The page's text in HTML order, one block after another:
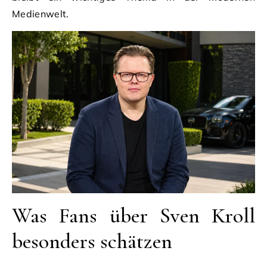
Medienwelt.
Was Fans über Sven Kroll
besonders schätzen